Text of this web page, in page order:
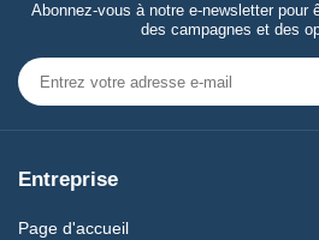
Abonnez-vous à notre e-newsletter pour
des campagnes et des
Entreprise
Page d'accueil